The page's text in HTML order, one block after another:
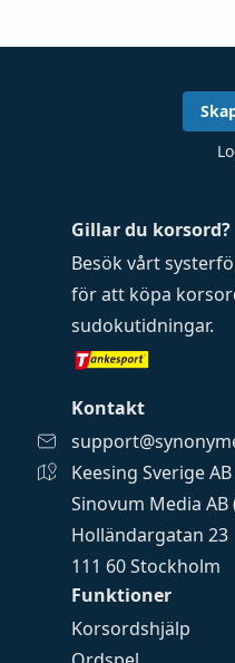
Funktioner
Korsordshjälp
Gillar du korsord?
Besök vårt
för att köpa
sudokutidningar.
Kontakt
Keesing Sverige
Sinovum Media AB
Holländargatan 23
111 60 Stockholm